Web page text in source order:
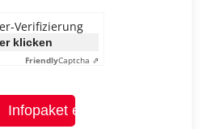
Verifizierung
klicken
FriendlyCaptcha ⇗
Infopaket erhalten